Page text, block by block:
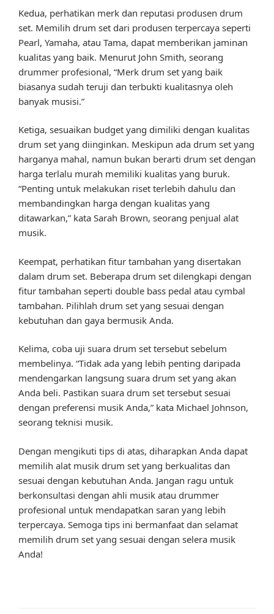
Kedua, perhatikan merk dan reputasi produsen drum
set. Memilih drum set dari produsen terpercaya seperti
Pearl, Yamaha, atau Tama, dapat memberikan jaminan
kualitas yang baik. Menurut John Smith, seorang
drummer profesional, “Merk drum set yang baik
biasanya sudah teruji dan terbukti kualitasnya oleh
banyak musisi.”
Ketiga, sesuaikan budget yang dimiliki dengan kualitas
drum set yang diinginkan. Meskipun ada drum set yang
harganya mahal, namun bukan berarti drum set dengan
harga terlalu murah memiliki kualitas yang buruk.
“Penting untuk melakukan riset terlebih dahulu dan
membandingkan harga dengan kualitas yang
ditawarkan,” kata Sarah Brown, seorang penjual alat
musik.
Keempat, perhatikan fitur tambahan yang disertakan
dalam drum set. Beberapa drum set dilengkapi dengan
fitur tambahan seperti double bass pedal atau cymbal
tambahan. Pilihlah drum set yang sesuai dengan
kebutuhan dan gaya bermusik Anda.
Kelima, coba uji suara drum set tersebut sebelum
membelinya. “Tidak ada yang lebih penting daripada
mendengarkan langsung suara drum set yang akan
Anda beli. Pastikan suara drum set tersebut sesuai
dengan preferensi musik Anda,” kata Michael Johnson,
seorang teknisi musik.
Dengan mengikuti tips di atas, diharapkan Anda dapat
memilih alat musik drum set yang berkualitas dan
sesuai dengan kebutuhan Anda. Jangan ragu untuk
berkonsultasi dengan ahli musik atau drummer
profesional untuk mendapatkan saran yang lebih
terpercaya. Semoga tips ini bermanfaat dan selamat
memilih drum set yang sesuai dengan selera musik
Anda!